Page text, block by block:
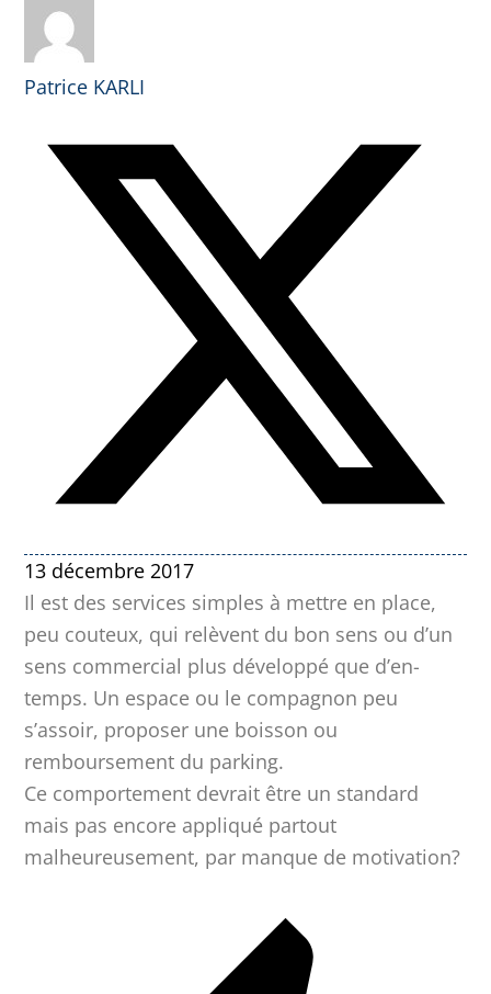
Patrice KARLI
13 décembre 2017
Il est des services simples à mettre en place,
peu couteux, qui relèvent du bon sens ou d’un
sens commercial plus développé que d’en-
temps. Un espace ou le compagnon peu
s’assoir, proposer une boisson ou
remboursement du parking.
Ce comportement devrait être un standard
mais pas encore appliqué partout
malheureusement, par manque de motivation?